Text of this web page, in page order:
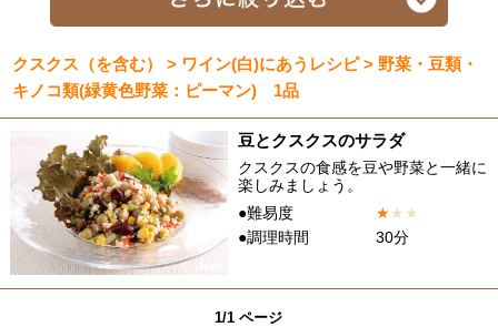
クスクス（を含む） > ワイン(白)にあうレシピ > 野菜・豆類・
キノコ類(緑黄色野菜：ピーマン) 1品
豆とクスクスのサラダ
クスクスの食感を豆や野菜と一緒に
楽しみましょう。
●難易度
★★ ★
●調理時間
30分
1/1 ページ